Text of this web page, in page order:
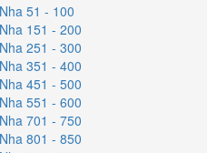
51 - 100
151 - 200
251 - 300
351 - 400
451 - 500
551 - 600
701 - 750
801 - 850